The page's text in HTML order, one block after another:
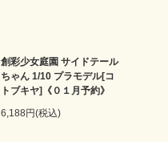
創彩少女庭園 サイドテール
ちゃん 1/10 プラモデル[コ
トブキヤ]《０１月予約》
6,188円(税込)